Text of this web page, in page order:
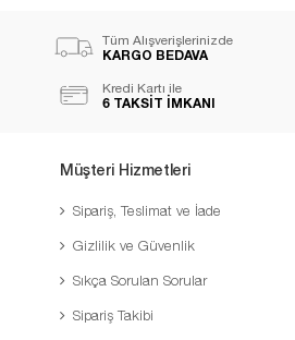
Tüm Alışverişlerinizde
KARGO BEDAVA
Kredi Kartı ile
6 TAKSİT İMKANI
Müşteri Hizmetleri
Sipariş, Teslimat ve İade
Gizlilik ve Güvenlik
Sıkça Sorulan Sorular
Sipariş Takibi